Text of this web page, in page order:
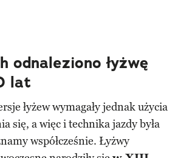
odnaleziono łyżwę
lat
łyżew wymagały jednak użycia
się, a więc i technika jazdy była
współcześnie. Łyżwy